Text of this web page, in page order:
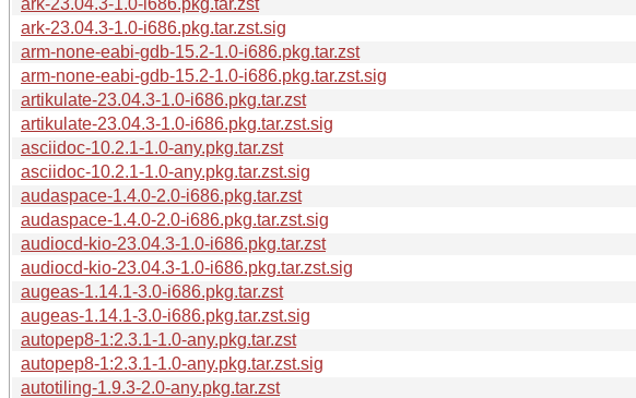
ark-23.04.3-1.0-i686.pkg.tar.zst.sig
arm-none-eabi-gdb-15.2-1.0-i686.pkg.tar.zst
arm-none-eabi-gdb-15.2-1.0-i686.pkg.tar.zst.sig
artikulate-23.04.3-1.0-i686.pkg.tar.zst
artikulate-23.04.3-1.0-i686.pkg.tar.zst.sig
asciidoc-10.2.1-1.0-any.pkg.tar.zst
asciidoc-10.2.1-1.0-any.pkg.tar.zst.sig
audaspace-1.4.0-2.0-i686.pkg.tar.zst
audaspace-1.4.0-2.0-i686.pkg.tar.zst.sig
audiocd-kio-23.04.3-1.0-i686.pkg.tar.zst
audiocd-kio-23.04.3-1.0-i686.pkg.tar.zst.sig
augeas-1.14.1-3.0-i686.pkg.tar.zst
augeas-1.14.1-3.0-i686.pkg.tar.zst.sig
autopep8-1:2.3.1-1.0-any.pkg.tar.zst
autopep8-1:2.3.1-1.0-any.pkg.tar.zst.sig
autotiling-1.9.3-2.0-any.pkg.tar.zst